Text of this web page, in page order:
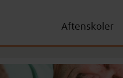
Aftenskoler